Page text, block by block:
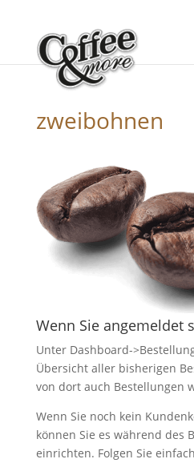
zweibohnen
Wenn Sie angemeldet
Unter Dashboard-
Übersicht aller bisherigen
von dort auch Bestellungen
Wenn Sie noch kein
können Sie es während des
einrichten. Folgen Sie